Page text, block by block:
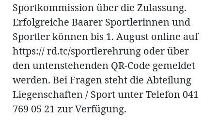
Sportkommission über die Zulassung.
Erfolgreiche Baarer Sportlerinnen und
Sportler können bis 1. August online auf
https:// rd.tc/sportlerehrung oder über
den untenstehenden QR-Code gemeldet
werden. Bei Fragen steht die Abteilung
Liegenschaften / Sport unter Telefon 041
769 05 21 zur Verfügung.